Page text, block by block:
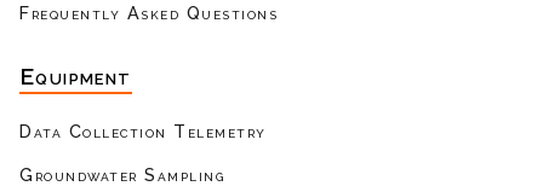
Frequently Asked Questions
Equipment
Data Collection Telemetry
Groundwater Sampling